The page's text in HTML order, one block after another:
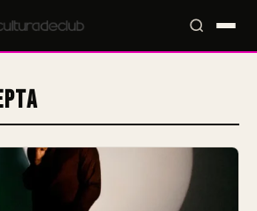
🎤 Artistas 📍 Locales📰 Magazine